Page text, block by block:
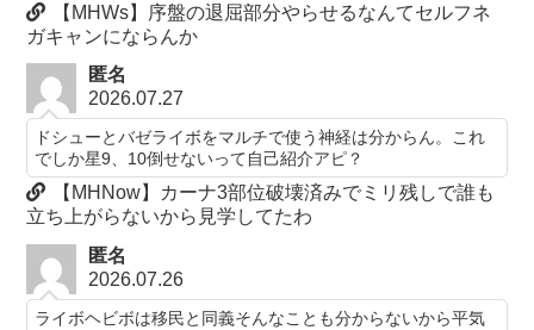
【MHWs】序盤の退屈部分やらせるなんてセルフネ
ガキャンにならんか
匿名
2026.07.27
ドシューとバゼライボをマルチで使う神経は分からん。これ
でしか星9、10倒せないって自己紹介アピ？
【MHNow】カーナ3部位破壊済みでミリ残しで誰も
立ち上がらないから見学してたわ
匿名
2026.07.26
ライボヘビボは移民と同義そんなことも分からないから平気